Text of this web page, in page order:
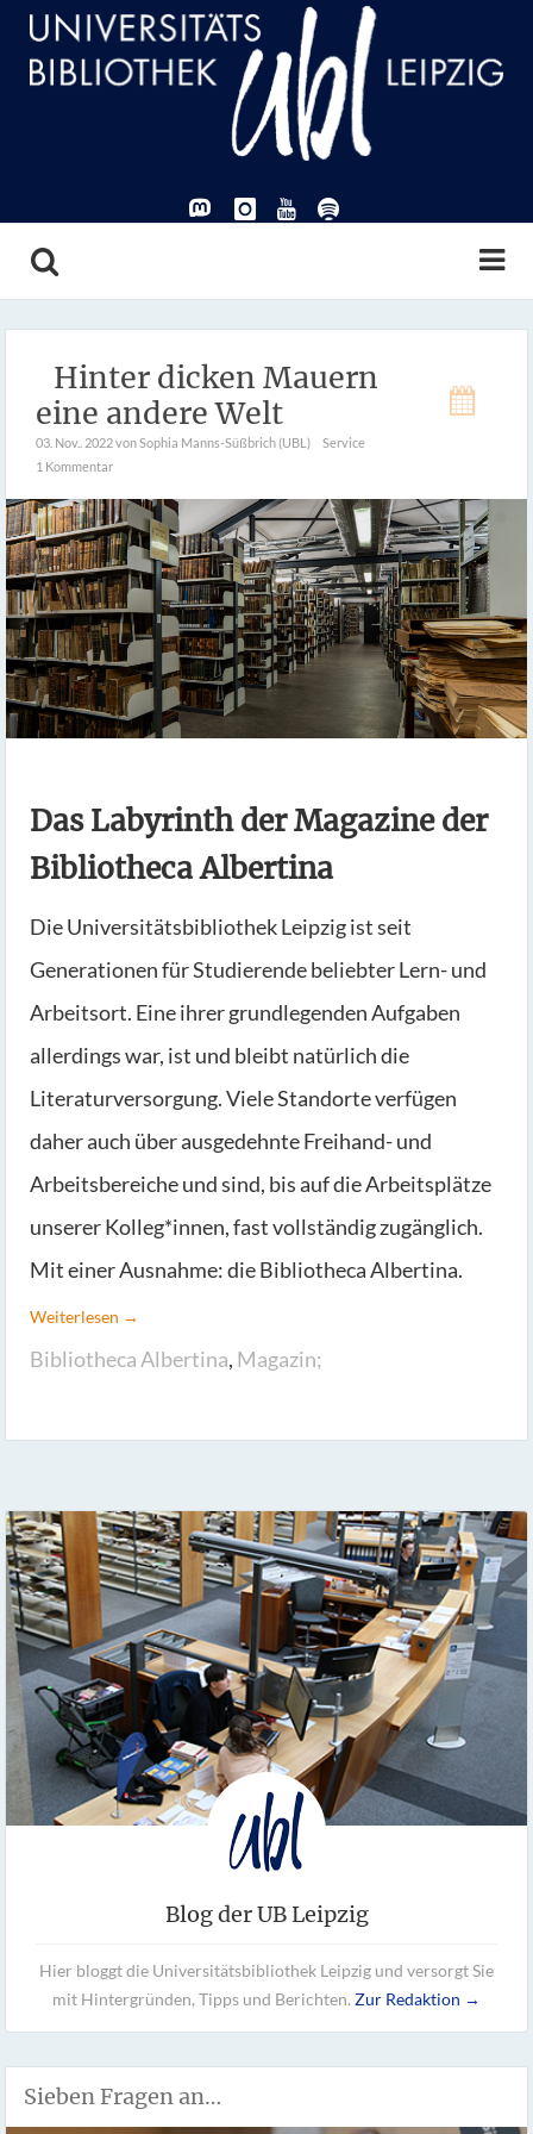
Hinter dicken Mauern
eine andere Welt
03. Nov.. 2022von Sophia Manns-Süßbrich (UBL)
Service
1 Kommentar
Das Labyrinth der Magazine der
Bibliotheca Albertina
Die Universitätsbibliothek Leipzig ist seit
Generationen für Studierende beliebter Lern- und
Arbeitsort. Eine ihrer grundlegenden Aufgaben
allerdings war, ist und bleibt natürlich die
Literaturversorgung. Viele Standorte verfügen
daher auch über ausgedehnte Freihand- und
Arbeitsbereiche und sind, bis auf die Arbeitsplätze
unserer Kolleg*innen, fast vollständig zugänglich.
Mit einer Ausnahme: die Bibliotheca Albertina.
Weiterlesen →
Bibliotheca Albertina, Magazin;
Blog der UB Leipzig
Hier bloggt die Universitätsbibliothek Leipzig und versorgt Sie
mit Hintergründen, Tipps und Berichten. Zur Redaktion →
Sieben Fragen an…